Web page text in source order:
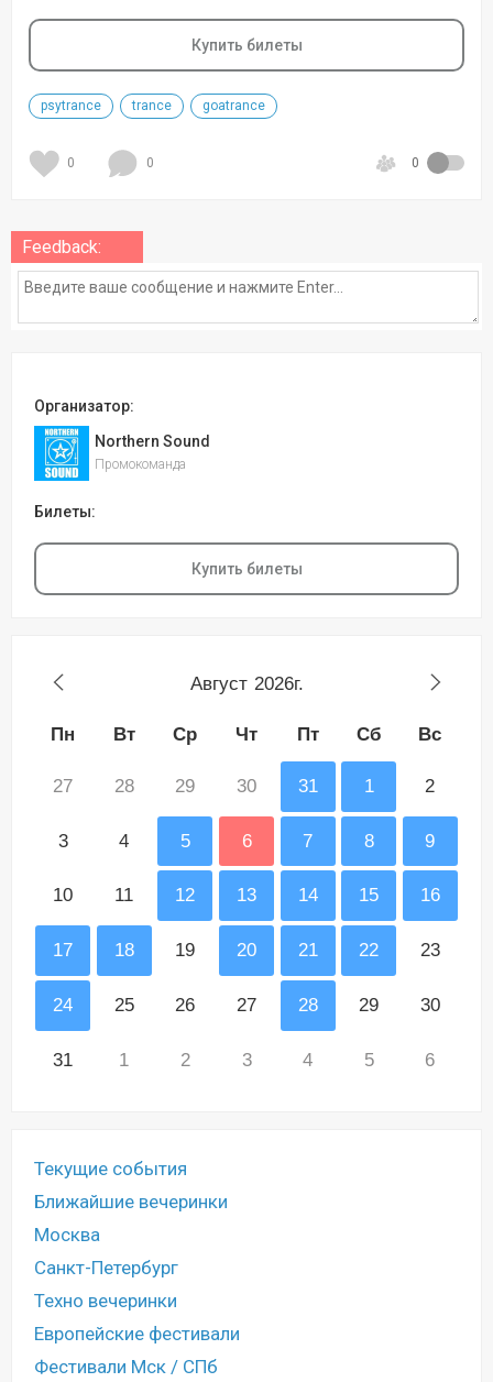
Купить билеты
psytrance trance goatrance
0 0 0
Feedback:
Организатор:
Northern Sound
Промокоманда
Билеты:
Купить билеты
Август 2026г.
Пн Вт Ср Чт Пт Сб Вс
27 28 29 30 31 1 2
3 4 5 6 7 8 9
10 11 12 13 14 15 16
17 18 19 20 21 22 23
24 25 26 27 28 29 30
31 1 2 3 4 5 6
Текущие события
Ближайшие вечеринки
Москва
Санкт-Петербург
Техно вечеринки
Европейские фестивали
Фестивали Мск / СПб